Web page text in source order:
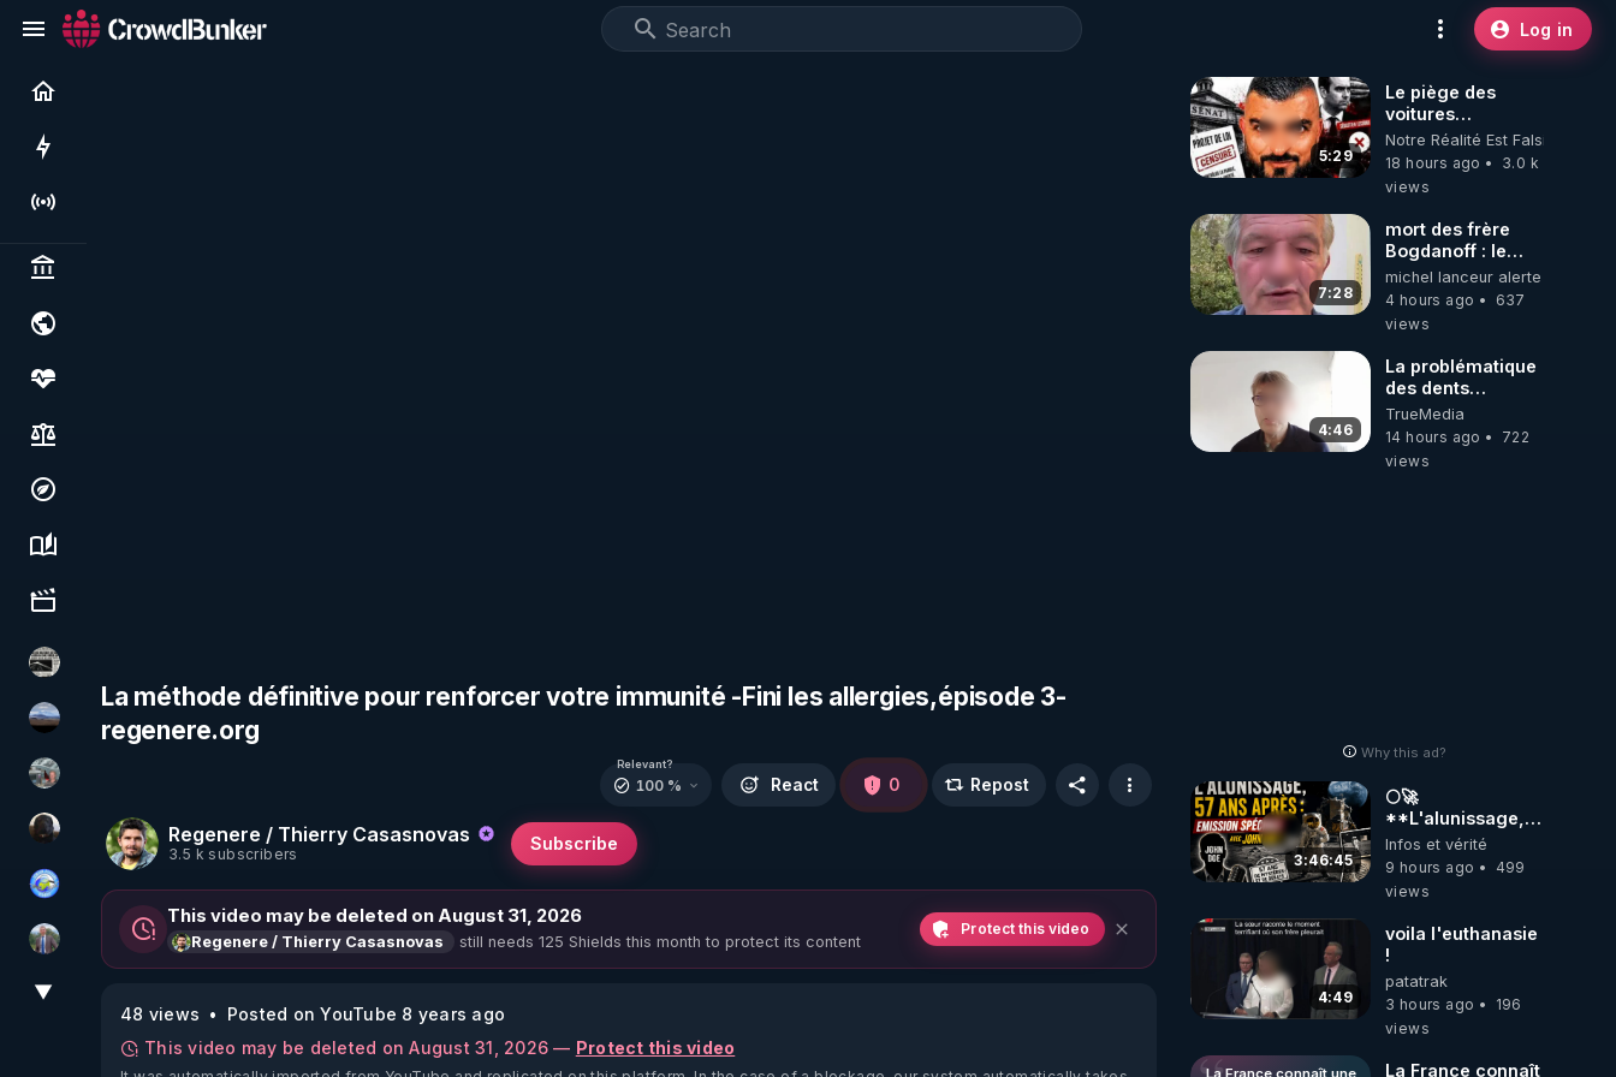
Log in
Politics & institutions
Society, justice & freedoms
Economy, environment & technology
Science, history & spirituality
Culture, media & entertainment
ActuPlus11
michel lanceur alerte
Ben Garneau
TrueMedia
Tonton Posture Débrief
Nicolas BOUVIER
▼
La méthode définitive pour renforcer votre immunité -Fini les allergies,épisode 3-
regenere.org
Regenere / Thierry Casasnovas
3.5 k subscribers
Subscribe
Relevant?
100 % React 0 Repost
This video may be deleted on August 31, 2026
Regenere / Thierry Casasnovas still needs 125 Shields this month to protect its content
Protect this video
48 views
Posted on YouTube 8 years ago
This video may be deleted on August 31, 2026 — Protect this video
5:29
Le piège des
voitures
électriques se
referme sur les
usagers !
Notre Réalité Est Falsifiée Et
18 hours ago
3.0 k
views
7:28
mort des frère
Bogdanoff : le
mensonge d état
michel lanceur alerte
4 hours ago
637
views
4:46
La problématique
des dents
dévitalisées et
des implants
TrueMedia
14 hours ago
722
views
Why this ad?
3:46:45
🌕🚀
**L'alunissage,
57 ans après :
Émission spéciale
avec John Doe
Infos et vérité
9 hours ago
499
views
4:49
voila l'euthanasie
!
patatrak
3 hours ago
196
views
La France connaît une
La France connaît